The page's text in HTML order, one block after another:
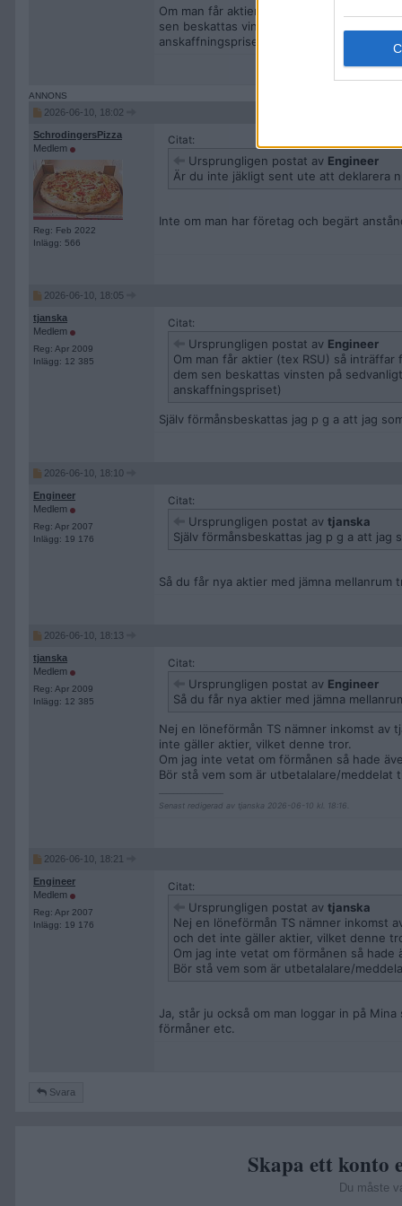
Om man får aktier (tex RSU) så inträffar
sen beskattas vinsten på sedvanligt vis
anskaffningspriset)
2026-06-10, 18:02
SchrodingersPizza
Medlem
Reg: Feb 2022
Inlägg: 566
Citat:
Ursprungligen postat av Engineer
Är du inte jäkligt sent ute att deklarera
Inte om man har företag och begärt
2026-06-10, 18:05
tjanska
Medlem
Reg: Apr 2009
Inlägg: 12 385
Citat:
Ursprungligen postat av Engineer
Om man får aktier (tex RSU) så
dem sen beskattas vinsten på
anskaffningspriset)
Själv förmånsbeskattas jag p g a att jag
2026-06-10, 18:10
Engineer
Medlem
Reg: Apr 2007
Inlägg: 19 176
Citat:
Ursprungligen postat av tjanska
Själv förmånsbeskattas jag p g a att jag
Så du får nya aktier med jämna
2026-06-10, 18:13
tjanska
Medlem
Reg: Apr 2009
Inlägg: 12 385
Citat:
Ursprungligen postat av Engineer
Så du får nya aktier med jämna
Nej en löneförmån TS nämner inkomst av
inte gäller aktier, vilket denne tror.
Om jag inte vetat om förmånen så hade
Bör stå vem som är utbetalalare/meddelat
Senast redigerad av tjanska 2026-06-10 kl. 18:16.
2026-06-10, 18:21
Engineer
Medlem
Reg: Apr 2007
Inlägg: 19 176
Citat:
Ursprungligen postat av tjanska
Nej en löneförmån TS nämner inkomst
och det inte gäller aktier, vilket denne
Om jag inte vetat om förmånen så hade
Bör stå vem som är utbetalalare/
Ja, står ju också om man loggar in på
förmåner etc.
Svara
Skapa ett konto
Du måste